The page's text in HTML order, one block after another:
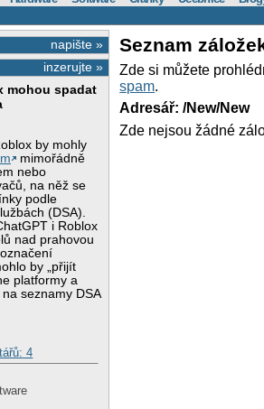
napište »
inzerujte »
mohou spadat
by mohly
mimořádně
nebo
na něž se
podle
(DSA).
i Roblox
nad prahovou
by „přijít
platformy a
seznamy DSA
4
Seznam
Zde si můžete
spam.
Adresář: /New/New
Zde nejsou žádné